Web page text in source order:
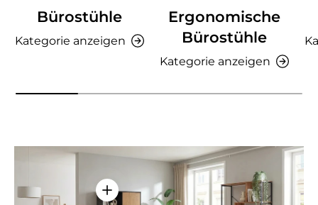
Bürostühle
Kategorie anzeigen
Ergonomische
Bürostühle
Kategorie anzeigen
Einzelheiten anzeigen - AMIO H -